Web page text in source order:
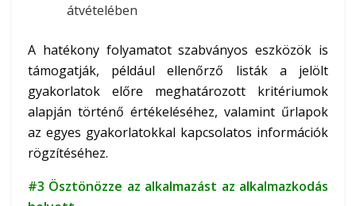
átvételében
A hatékony folyamatot szabványos eszközök is
támogatják, például ellenőrző listák a jelölt
gyakorlatok előre meghatározott kritériumok
alapján történő értékeléséhez, valamint űrlapok
az egyes gyakorlatokkal kapcsolatos információk
rögzítéséhez.
#3 Ösztönözze az alkalmazást az alkalmazkodás